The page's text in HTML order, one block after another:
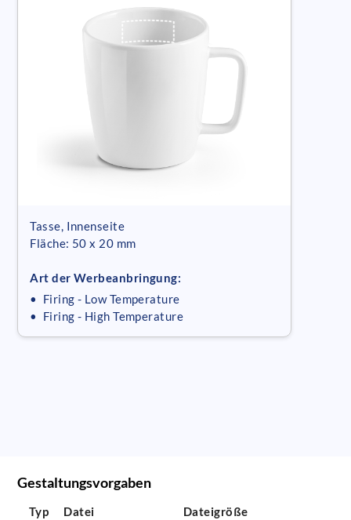
Tasse, Innenseite
Fläche: 50 x 20 mm
Art der Werbeanbringung:
• Firing - Low Temperature
• Firing - High Temperature
Gestaltungsvorgaben
Typ Datei Dateigröße